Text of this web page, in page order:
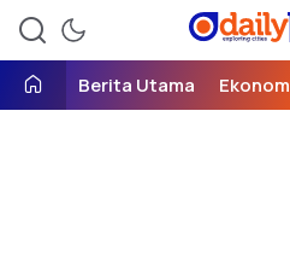
Daily
exploring cities,
Berita Utama